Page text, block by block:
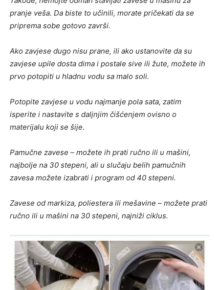
pranje veša. Da biste to učinili, morate pričekati da se
priprema sobe gotovo završi.
Ako zavjese dugo nisu prane, ili ako ustanovite da su
zavjese upile dosta dima i postale sive ili žute, možete ih
prvo potopiti u hladnu vodu sa malo soli.
Potopite zavjese u vodu najmanje pola sata, zatim
isperite i nastavite s daljnjim čišćenjem ovisno o
materijalu koji se šije.
Pamučne zavese – možete ih prati ručno ili u mašini,
najbolje na 30 stepeni, ali u slučaju belih pamučnih
zavesa možete izabrati i program od 40 stepeni.
Zavese od markiza, poliestera ili mešavine – možete prati
ručno ili u mašini na 30 stepeni, najniži ciklus.